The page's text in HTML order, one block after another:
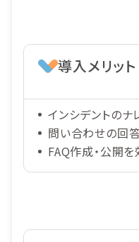
導入メリット
インシデントのナ
問い合わせの回
FAQ作成・公開